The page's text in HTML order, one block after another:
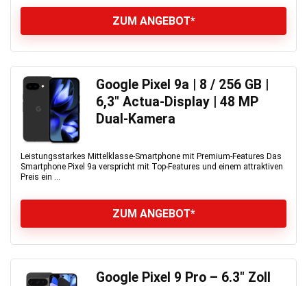
ZUM ANGEBOT*
Google Pixel 9a | 8 / 256 GB |
6,3″ Actua-Display | 48 MP
Dual-Kamera
Leistungsstarkes Mittelklasse-Smartphone mit Premium-Features Das
Smartphone Pixel 9a verspricht mit Top-Features und einem attraktiven
Preis ein ...
ZUM ANGEBOT*
Google Pixel 9 Pro – 6.3″ Zoll